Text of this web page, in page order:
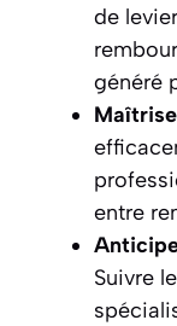
de
généré
entre
Suivre